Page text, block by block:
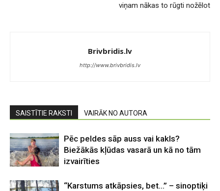
viņam nākas to rūgti nožēlot
Brivbridis.lv
http://www.brivbridis.lv
SAISTĪTIE RAKSTI VAIRĀK NO AUTORA
Pēc peldes sāp auss vai kakls?
Biežākās kļūdas vasarā un kā no tām
izvairīties
“Karstums atkāpsies, bet…” – sinoptiķi